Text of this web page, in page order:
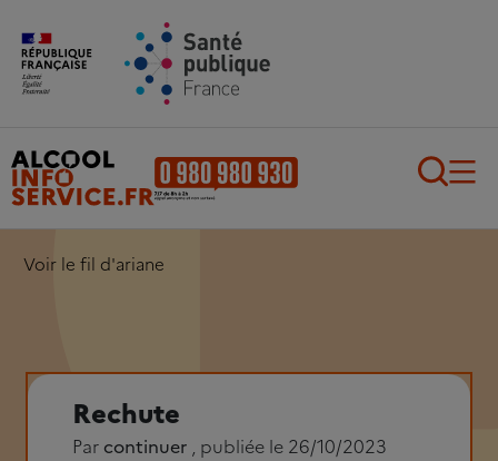
Aller au contenu principal
Voir le fil d'ariane
Rechute
Par continuer , publiée le 26/10/2023